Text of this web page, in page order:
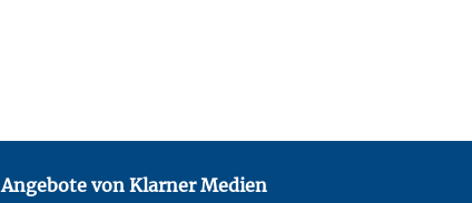
Angebote von Klarner Medien